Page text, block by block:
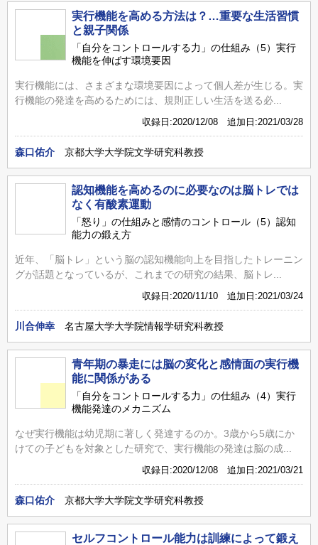
実行機能を高める方法は？…重要な生活習慣
と親子関係
「自分をコントロールする力」の仕組み（5）実行
機能を伸ばす環境要因
実行機能には、さまざまな環境要因によって個人差が生じる。実
行機能の発達を高めるためには、規則正しい生活を送る必...
収録日:2020/12/08 追加日:2021/03/28
森口佑介 京都大学大学院文学研究科教授
認知機能を高めるのに必要なのは脳トレでは
なく有酸素運動
「怒り」の仕組みと感情のコントロール（5）認知
能力の鍛え方
近年、「脳トレ」という脳の認知機能向上を目指したトレーニン
グが話題となっているが、これまでの研究の結果、脳トレ...
収録日:2020/11/10 追加日:2021/03/24
川合伸幸 名古屋大学大学院情報学研究科教授
青年期の暴走には脳の変化と感情面の実行機
能に関係がある
「自分をコントロールする力」の仕組み（4）実行
機能発達のメカニズム
なぜ実行機能は幼児期に著しく発達するのか。3歳から5歳にか
けての子どもを対象とした研究で、実行機能の発達は脳の成...
収録日:2020/12/08 追加日:2021/03/21
森口佑介 京都大学大学院文学研究科教授
セルフコントロール能力は訓練によって鍛え